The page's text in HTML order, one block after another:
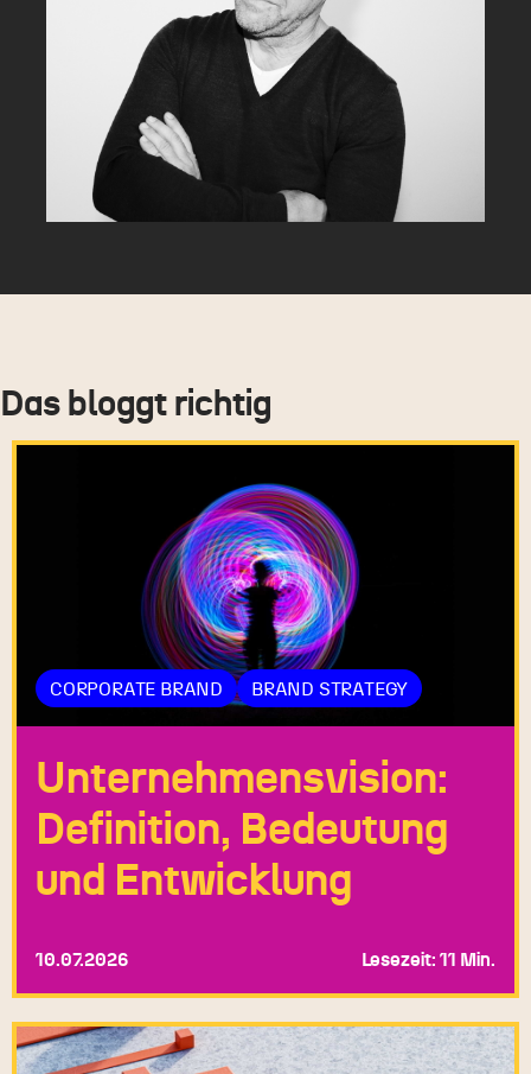
Das bloggt richtig
CORPORATE BRAND BRAND STRATEGY
Unternehmensvision:
Definition, Bedeutung
und Entwicklung
10.07.2026 Lesezeit: 11 Min.